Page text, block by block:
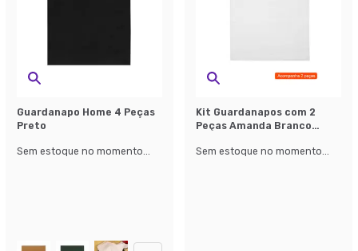
Guardanapo Home 4 Peças
Preto
Sem estoque no momento...
Kit Guardanapos com 2
Peças Amanda Branco
Sem estoque no momento...